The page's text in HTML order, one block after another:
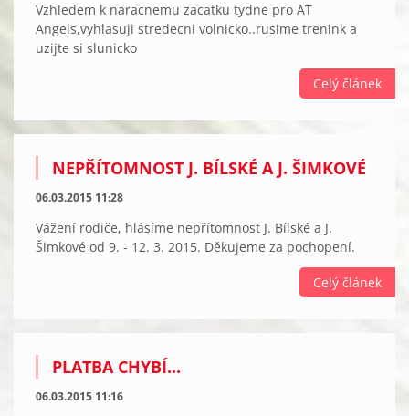
Vzhledem k naracnemu zacatku tydne pro AT
Angels,vyhlasuji stredecni volnicko..rusime trenink a
uzijte si slunicko
Celý článek
NEPŘÍTOMNOST J. BÍLSKÉ A J. ŠIMKOVÉ
06.03.2015 11:28
Vážení rodiče, hlásíme nepřítomnost J. Bílské a J.
Šimkové od 9. - 12. 3. 2015. Děkujeme za pochopení.
Celý článek
PLATBA CHYBÍ...
06.03.2015 11:16